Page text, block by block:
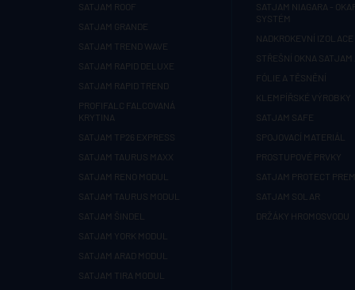
SATJAM ROOF
SATJAM GRANDE
SATJAM TREND WAVE
SATJAM RAPID DELUXE
SATJAM RAPID TREND
PROFIFALC FALCOVANÁ
KRYTINA
SATJAM TP26 EXPRESS
SATJAM TAURUS MAXX
SATJAM RENO MODUL
SATJAM TAURUS MODUL
SATJAM ŠINDEL
SATJAM YORK MODUL
SATJAM ARAD MODUL
SATJAM TIRA MODUL
SATJAM NIAGARA -
SYSTÉM
NADKROKEVNÍ
STŘEŠNÍ OKNA SATJAM
FÓLIE A TĚSNĚNÍ
KLEMPÍŘSKÉ VÝROBKY
SATJAM SAFE
SPOJOVACÍ MATERIÁL
PROSTUPOVÉ PRVKY
SATJAM PROTECT
SATJAM SOLAR
DRŽÁKY HROMOSVODU